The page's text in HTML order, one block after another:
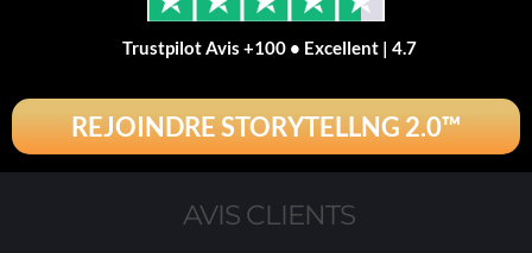
Trustpilot Avis +100 • Excellent | 4.7
REJOINDRE STORYTELLNG 2.0™
AVIS CLIENTS